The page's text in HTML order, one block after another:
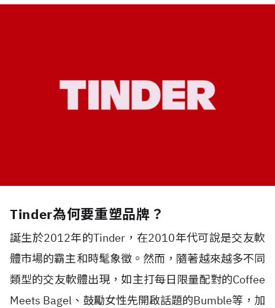
Tinder為何要重塑品牌？
誕生於2012年的Tinder，在2010年代可說是交友軟
體市場的霸主和時髦象徵。然而，隨著越來越多不同
類型的交友軟體出現，如主打每日限量配對的Coffee
Meets Bagel、鼓勵女性先開啟話題的Bumble等，加